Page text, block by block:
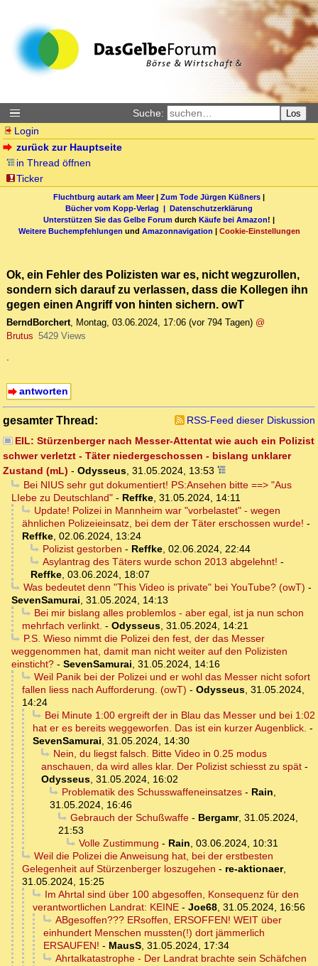
Suche: Los
Login
zurück zur Hauptseite
in Thread öffnen
Ticker
Fluchtburg autark am Meer| Zum Tode Jürgen Küßners |
Bücher vom Kopp-Verlag | Datenschutzerklärung
Unterstützen Sie das Gelbe Forum durch Käufe bei Amazon! |
Weitere Buchempfehlungen und Amazonnavigation | Cookie-Einstellungen
Ok, ein Fehler des Polizisten war es, nicht wegzurollen,
sondern sich darauf zu verlassen, dass die Kollegen ihn
gegen einen Angriff von hinten sichern. owT
BerndBorchert, Montag, 03.06.2024, 17:06 (vor 794 Tagen) @
Brutus 5429 Views
.
antworten
gesamter Thread:
RSS-Feed dieser Diskussion
EIL: Stürzenberger nach Messer-Attentat wie auch ein Polizist
schwer verletzt - Täter niedergeschossen - bislang unklarer
Zustand (mL) - Odysseus, 31.05.2024, 13:53
Bei NIUS sehr gut dokumentiert! PS:Ansehen bitte ==> "Aus
LIebe zu Deutschland" - Reffke, 31.05.2024, 14:11
Update! Polizei in Mannheim war "vorbelastet" - wegen
ähnlichen Polizeieinsatz, bei dem der Täter erschossen wurde! -
Reffke, 02.06.2024, 13:24
Polizist gestorben - Reffke, 02.06.2024, 22:44
Asylantrag des Täters wurde schon 2013 abgelehnt! -
Reffke, 03.06.2024, 18:07
Was bedeutet denn "This Video is private" bei YouTube? (owT) -
SevenSamurai, 31.05.2024, 14:13
Bei mir bislang alles problemlos - aber egal, ist ja nun schon
mehrfach verlinkt. - Odysseus, 31.05.2024, 14:21
P.S. Wieso nimmt die Polizei den fest, der das Messer
weggenommen hat, damit man nicht weiter auf den Polizisten
einsticht? - SevenSamurai, 31.05.2024, 14:16
Weil Panik bei der Polizei und er wohl das Messer nicht sofort
fallen liess nach Aufforderung. (owT) - Odysseus, 31.05.2024,
14:24
Bei Minute 1:00 ergreift der in Blau das Messer und bei 1:02
hat er es bereits weggeworfen. Das ist ein kurzer Augenblick. -
SevenSamurai, 31.05.2024, 14:30
Nein, du liegst falsch. Bitte Video in 0.25 modus
anschauen, da wird alles klar. Der Polizist schiesst zu spät -
Odysseus, 31.05.2024, 16:02
Problematik des Schusswaffeneinsatzes- Rain,
31.05.2024, 16:46
Gebrauch der Schußwaffe- Bergamr, 31.05.2024,
21:53
Volle Zustimmung - Rain, 03.06.2024, 10:31
Weil die Polizei die Anweisung hat, bei der erstbesten
Gelegenheit auf Stürzenberger loszugehen - re-aktionaer,
31.05.2024, 15:25
Im Ahrtal sind über 100 abgesoffen, Konsequenz für den
verantwortlichen Landrat: KEINE - Joe68, 31.05.2024, 16:56
ABgesoffen??? ERsoffen, ERSOFFEN! WEIT über
einhundert Menschen mussten(!) dort jämmerlich
ERSAUFEN! - MausS, 31.05.2024, 17:34
Ahrtalkatastrophe - Der Landrat brachte sein Schäfchen